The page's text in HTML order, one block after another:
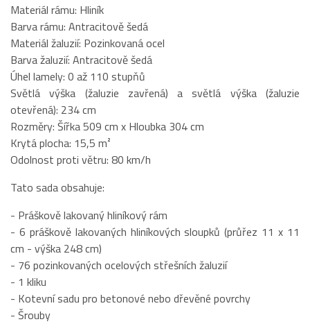
Materiál rámu: Hliník
Barva rámu: Antracitově šedá
Materiál žaluzií: Pozinkovaná ocel
Barva žaluzií: Antracitově šedá
Úhel lamely: 0 až 110 stupňů
Světlá výška (žaluzie zavřená) a světlá výška (žaluzie
otevřená): 234 cm
Rozměry: Šířka 509 cm x Hloubka 304 cm
Krytá plocha: 15,5 m²
Odolnost proti větru: 80 km/h
Tato sada obsahuje:
- Práškově lakovaný hliníkový rám
- 6 práškově lakovaných hliníkových sloupků (průřez 11 x 11
cm - výška 248 cm)
- 76 pozinkovaných ocelových střešních žaluzií
- 1 kliku
- Kotevní sadu pro betonové nebo dřevěné povrchy
- Šrouby